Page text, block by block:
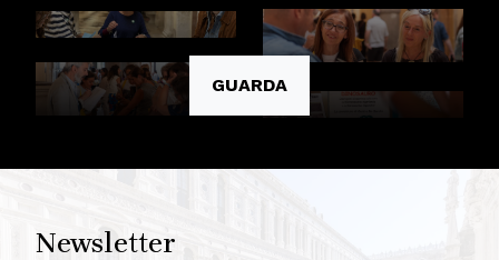
GUARDA
Newsletter